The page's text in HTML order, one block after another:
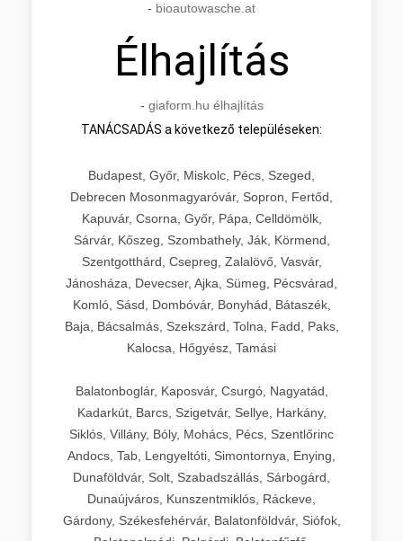
- bioautowasche.at
Élhajlítás
- giaform.hu élhajlítás
TANÁCSADÁS a következő településeken:
Budapest, Győr, Miskolc, Pécs, Szeged,
Debrecen Mosonmagyaróvár, Sopron, Fertőd,
Kapuvár, Csorna, Győr, Pápa, Celldömölk,
Sárvár, Kőszeg, Szombathely, Ják, Körmend,
Szentgotthárd, Csepreg, Zalalövő, Vasvár,
Jánosháza, Devecser, Ajka, Sümeg, Pécsvárad,
Komló, Sásd, Dombóvár, Bonyhád, Bátaszék,
Baja, Bácsalmás, Szekszárd, Tolna, Fadd, Paks,
Kalocsa, Hőgyész, Tamási
Balatonboglár, Kaposvár, Csurgó, Nagyatád,
Kadarkút, Barcs, Szigetvár, Sellye, Harkány,
Siklós, Villány, Bóly, Mohács, Pécs, Szentlőrinc
Andocs, Tab, Lengyeltóti, Simontornya, Enying,
Dunaföldvár, Solt, Szabadszállás, Sárbogárd,
Dunaújváros, Kunszentmiklós, Ráckeve,
Gárdony, Székesfehérvár, Balatonföldvár, Siófok,